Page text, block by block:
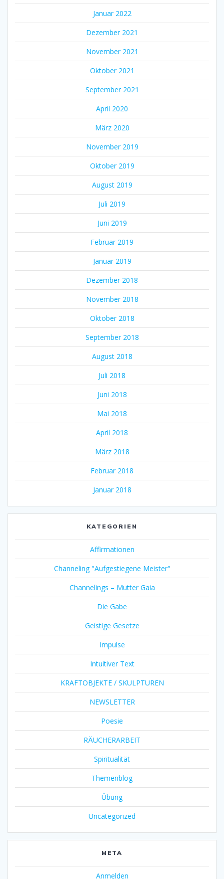
Januar 2022
Dezember 2021
November 2021
Oktober 2021
September 2021
April 2020
März 2020
November 2019
Oktober 2019
August 2019
Juli 2019
Juni 2019
Februar 2019
Januar 2019
Dezember 2018
November 2018
Oktober 2018
September 2018
August 2018
Juli 2018
Juni 2018
Mai 2018
April 2018
März 2018
Februar 2018
Januar 2018
KATEGORIEN
Affirmationen
Channeling "Aufgestiegene Meister"
Channelings – Mutter Gaia
Die Gabe
Geistige Gesetze
Impulse
Intuitiver Text
KRAFTOBJEKTE / SKULPTUREN
NEWSLETTER
Poesie
RÄUCHERARBEIT
Spiritualität
Themenblog
Übung
Uncategorized
META
Anmelden